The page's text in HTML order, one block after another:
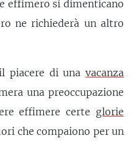
effimero si dimenticano
ne richiederà un altro
piacere di una vacanza
una preoccupazione
effimere certe glorie
che compaiono per un